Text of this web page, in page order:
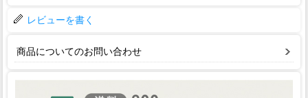
レビューを書く
商品についてのお問い合わせ